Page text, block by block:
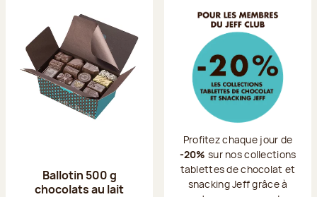
Ballotin 500 g
chocolats au lait
Profitez chaque jour de
-20% sur nos collections
tablettes de chocolat et
snacking Jeff grâce à